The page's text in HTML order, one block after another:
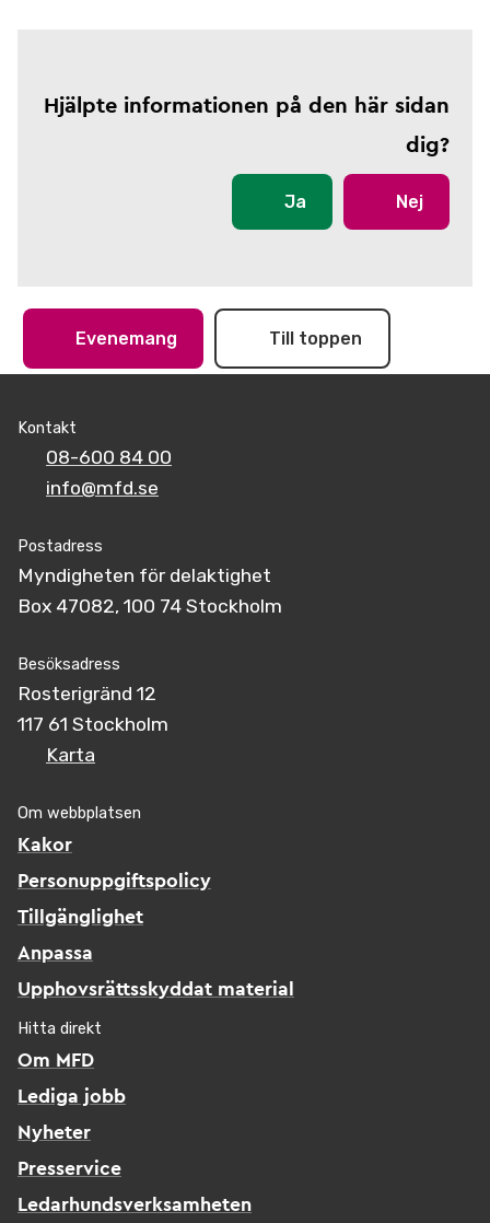
Hjälpte informationen på den här sidan
dig?
Ja Nej
Evenemang Till toppen
Kontakt
08-600 84 00
info@mfd.se
Postadress
Myndigheten för delaktighet
Box 47082, 100 74 Stockholm
Besöksadress
Rosterigränd 12
117 61 Stockholm
Karta
Om webbplatsen
Kakor
Personuppgiftspolicy
Tillgänglighet
Anpassa
Upphovsrättsskyddat material
Hitta direkt
Om MFD
Lediga jobb
Nyheter
Presservice
Ledarhundsverksamheten